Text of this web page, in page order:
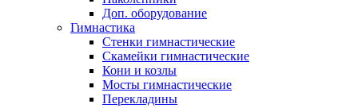
Доп. оборудование
Гимнастика
Стенки гимнастические
Скамейки гимнастические
Кони и козлы
Мосты гимнастические
Перекладины